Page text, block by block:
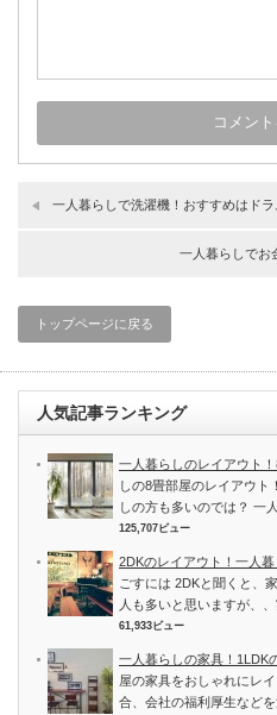
一人暮らしで洗濯機！おすすめはドラ
一人暮らしでお
トップページに戻る
人気記事ランキング
一人暮らしのレイアウト
しの8畳部屋のレイアウト
しの方も多いのでは？ 一
125,707ビュー
2DKのレイアウト！一人暮
ごすには 2DKと聞くと、
人も多いと思いますが、、
61,933ビュー
一人暮らしの家具！1LDK
屋の家具をおしゃれにレ
合、会社の福利厚生などを